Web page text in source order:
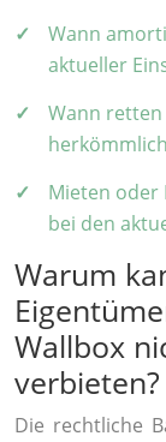
Wann
aktueller
Wann retten
Mieten oder
bei den
Warum
Wallbox
verbieten?
Die rechtliche